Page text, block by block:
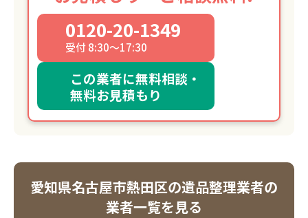
0120-20-1349
受付 8:30～17:30
この業者に無料相談・
無料お見積もり
愛知県名古屋市熱田区の遺品整理業者の
業者一覧を見る